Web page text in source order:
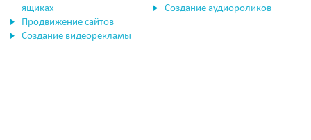
ящиках
Продвижение сайтов
Создание видеорекламы
Создание аудиороликов